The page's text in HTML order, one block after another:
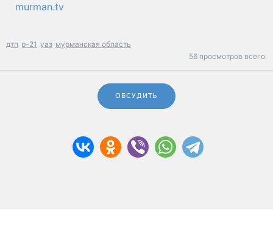
murman.tv
дтп р-21 уаз мурманская область
56 просмотров всего.
ОБСУДИТЬ